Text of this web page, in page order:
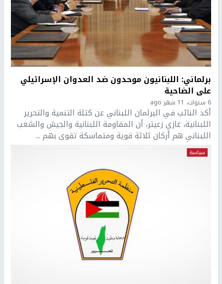
برلماني: اللبنانيون موحدون ضد العدوان الإسرائيلي
على الضاحية
6 سنوات، 11 شهر ago
أكد النائب في البرلمان اللبناني عن كتلة التنمية والتحرير
اللبنانية، غازي زعيتر، أن المقاومة اللبنانية والجيش والشعب
اللبناني هم أركان ثلاثة قوية ومتماسكة تقوى بهم ...
سياسة